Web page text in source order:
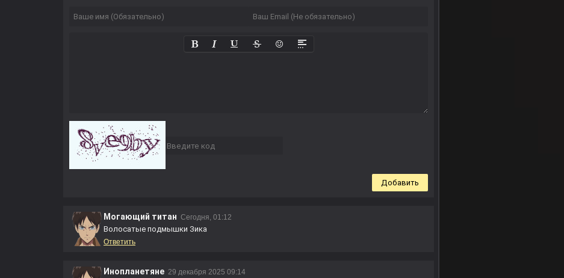
Добавить
Могающий титан Сегодня, 01:12
Волосатые подмышки Зика
Ответить
Инопланетяне 29 декабря 2025 09:14